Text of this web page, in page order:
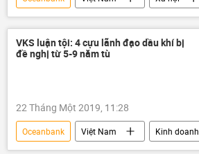
Thời sự
TAND
Lọc hóa dầu Bình Sơn (BSR)
VKS luận tội: 4 cựu lãnh đạo dầu khí bị
đề nghị từ 5-9 năm tù
22 Tháng Một 2019, 11:28
Oceanbank Việt Nam
Kinh doanh